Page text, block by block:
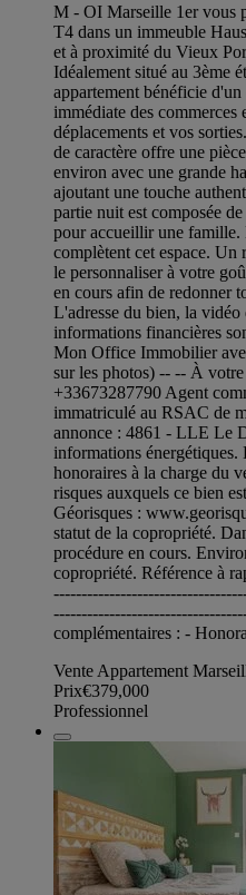
M - OI Marseille 1er vous
T4 dans un immeuble
et à proximité du Vieux
Idéalement situé au 3ème
appartement bénéficie
immédiate des
déplacements et vos
de caractère offre une
environ avec une grande
ajoutant une touche
partie nuit est composée
pour accueillir une famille.
complètent cet espace. Un
le personnaliser à votre
en cours afin de redonner
L'adresse du bien, la
informations financières
Mon Office Immobilier
sur les photos) -- -- À
+33673287790 Agent
immatriculé au RSAC de
annonce : 4861 - LLE Le
informations
honoraires à la charge du
risques auxquels ce bien
Géorisques :
statut de la copropriété.
procédure en cours.
copropriété. Référence à
complémentaires : -
Vente Appartement
Prix€379,000
Professionnel